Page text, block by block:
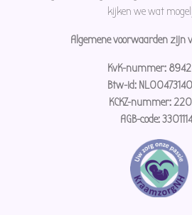
kijken we wat
Algemene voorwaarden zijn
KvK-nummer:
Btw-id:
KCKZ-nummer:
AGB-code: